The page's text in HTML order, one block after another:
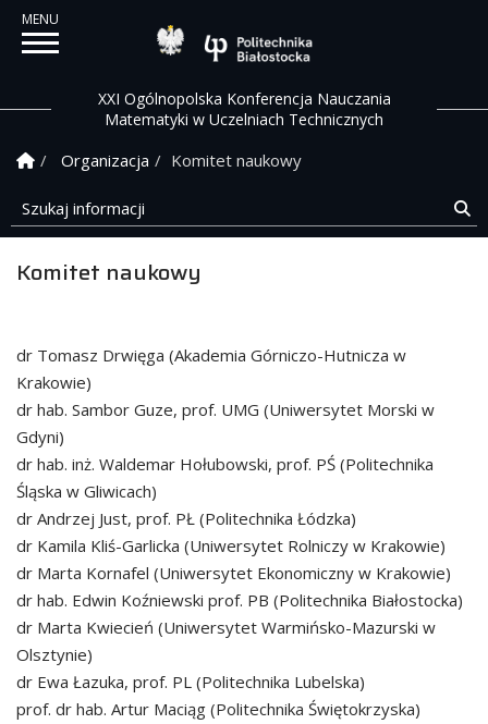
Politechnika
XXI Ogólnopolska Konferencja Nauczania
Matematyki w Uczelniach Technicznych
Strona Główna
Organizacja Komitet naukowy
Szukaj informacji
Komitet naukowy
dr Tomasz Drwięga (Akademia Górniczo-Hutnicza w
Krakowie)
dr hab. Sambor Guze, prof. UMG (Uniwersytet Morski w
Gdyni)
dr hab. inż. Waldemar Hołubowski, prof. PŚ (Politechnika
Śląska w Gliwicach)
dr Andrzej Just, prof. PŁ (Politechnika Łódzka)
dr Kamila Kliś-Garlicka (Uniwersytet Rolniczy w Krakowie)
dr Marta Kornafel (Uniwersytet Ekonomiczny w Krakowie)
dr hab. Edwin Koźniewski prof. PB (Politechnika Białostocka)
dr Marta Kwiecień (Uniwersytet Warmińsko-Mazurski w
Olsztynie)
dr Ewa Łazuka, prof. PL (Politechnika Lubelska)
prof. dr hab. Artur Maciąg (Politechnika Świętokrzyska)